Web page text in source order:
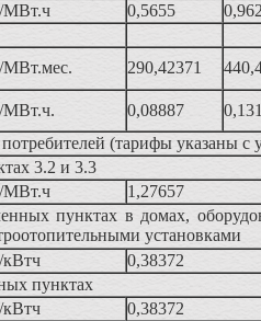
МВт.ч 0,5655
МВт.мес. 290,42371
МВт.ч. 0,08887
(тарифы указаны
3.2 и 3.3
МВт.ч
1,27657
пунктах в домах,
установками
кВтч
0,38372
пунктах
кВтч
0,38372